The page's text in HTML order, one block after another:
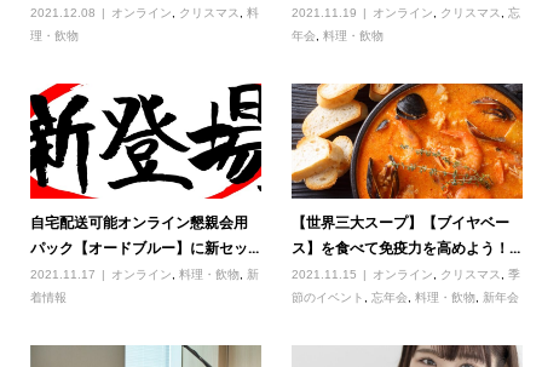
2021.12.08 オンライン クリスマス
料
理・飲物
2021.11.19 オンライン クリスマス ,忘
年会 ,料理・飲物
自宅配送可能オンライン懇親会用
パック【オードブルー】に新セッ...
2021.11.17 オンライン 料理・飲物,
新
着情報
【世界三大スープ】【ブイヤベー
ス】を食べて免疫力を高めよう！...
2021.11.15 オンライン クリスマス ,季
節のイベント
,忘年会 ,料理・飲物 新年会